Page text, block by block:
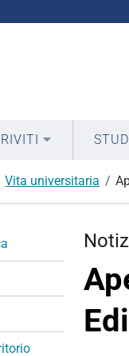
Vita universitaria